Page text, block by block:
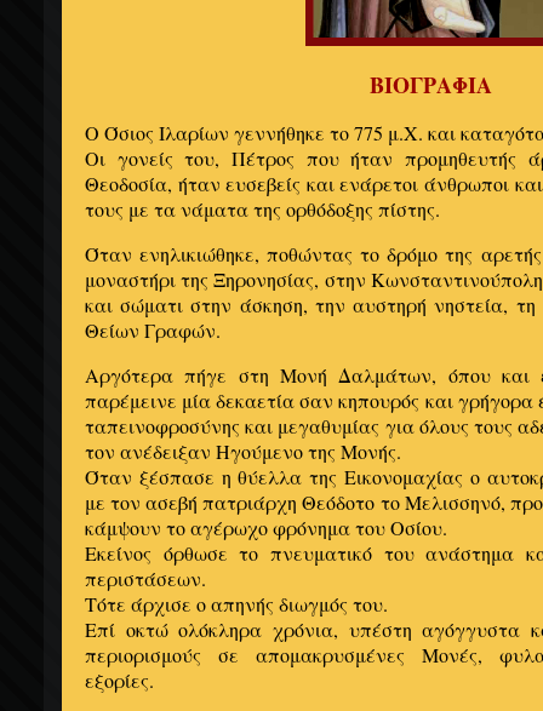
ΒΙΟΓΡΑΦΙΑ
Ο Όσιος Ιλαρίων γεννήθηκε το 775 μ.Χ. και
Οι γονείς του, Πέτρος που ήταν προμηθευτής
Θεοδοσία, ήταν ευσεβείς και ενάρετοι άνθρωποι
τους με τα νάματα της ορθόδοξης πίστης.
Όταν ενηλικιώθηκε, ποθώντας το δρόμο της
μοναστήρι της Ξηρονησίας, στην
και σώματι στην άσκηση, την αυστηρή νηστεία,
Θείων Γραφών.
Αργότερα πήγε στη Μονή Δαλμάτων, όπου και
παρέμεινε μία δεκαετία σαν κηπουρός και
ταπεινοφροσύνης και μεγαθυμίας για όλους τους
τον ανέδειξαν Ηγούμενο της Μονής.
Όταν ξέσπασε η θύελλα της Εικονομαχίας ο
με τον ασεβή πατριάρχη Θεόδοτο το Μελισσηνό,
κάμψουν το αγέρωχο φρόνημα του Οσίου.
Εκείνος όρθωσε το πνευματικό του ανάστημα
περιστάσεων.
Τότε άρχισε ο απηνής διωγμός του.
Επί οκτώ ολόκληρα χρόνια, υπέστη αγόγγυστα
περιορισμούς σε απομακρυσμένες Μονές,
εξορίες.